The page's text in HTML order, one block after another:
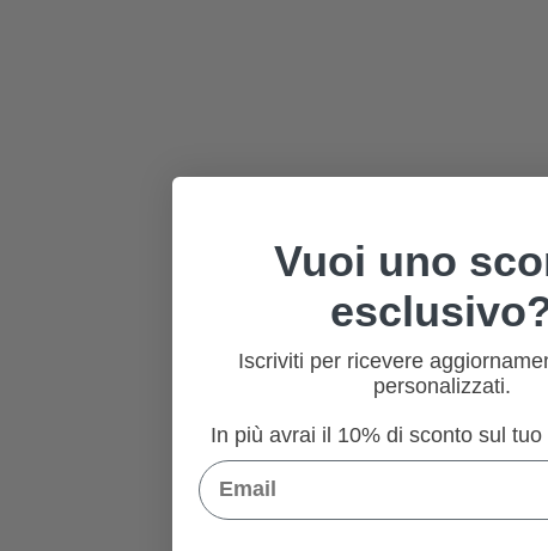
Vuoi uno
Iscriviti per ricevere
personalizzati.
In più avrai il 10% di sconto sul
Email